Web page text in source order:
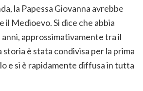
la Papessa Giovanna avrebbe
Medioevo. Si dice che abbia
approssimativamente tra il
storia è stata condivisa per la prima
e si è rapidamente diffusa in tutta